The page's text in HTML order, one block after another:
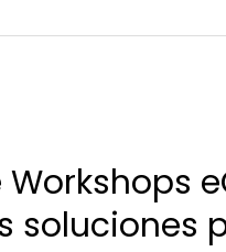
Workshops
soluciones